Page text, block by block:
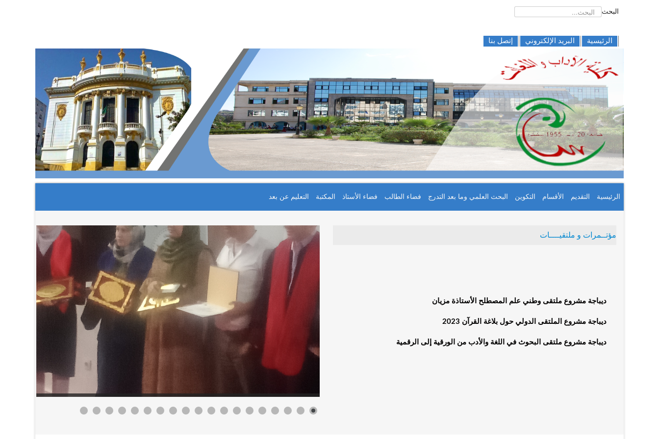
البحث
الرئيسية البريد الإلكتروني إتصل بنا
الرئيسية التقديم الأقسام التكوين البحث العلمي وما بعد التدرج فضاء الطالب فضاء الأستاذ المكتبة التعليم عن بعد
مؤتــمرات و ملتقيــــات
ديباجة مشروع ملتقى وطني علم المصطلح الأستاذة مزيان
ديباجة مشروع الملتقى الدولي حول بلاغة القرآن 2023
ديباجة مشروع ملتقى البحوث في اللغة والأدب من الورقية إلى الرقمية